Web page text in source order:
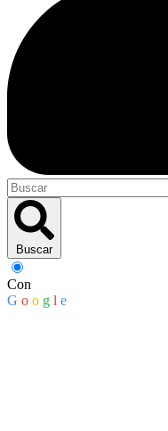
Buscar
Con
G o o g l e